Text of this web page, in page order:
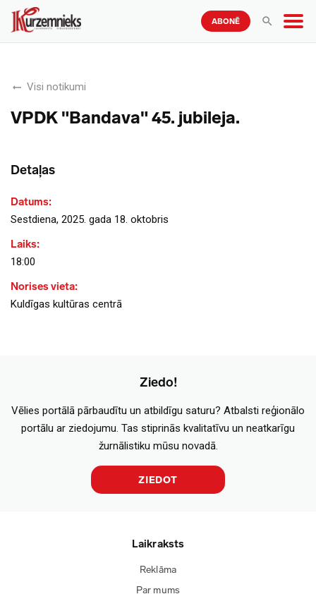
ABONĒ
Visi notikumi
VPDK "Bandava" 45. jubileja.
Detaļas
Datums:
Sestdiena, 2025. gada 18. oktobris
Laiks:
18:00
Norises vieta:
Kuldīgas kultūras centrā
Ziedo!
Vēlies portālā pārbaudītu un atbildīgu saturu? Atbalsti reģionālo
portālu ar ziedojumu. Tas stiprinās kvalitatīvu un neatkarīgu
žurnālistiku mūsu novadā.
ZIEDOT
Laikraksts
Reklāma
Par mums